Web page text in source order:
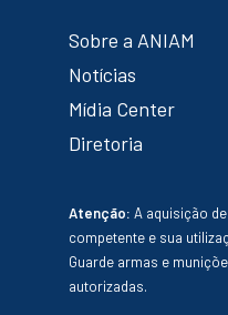
Sobre a ANIAM
Notícias
Mídia Center
Diretoria
Atenção: A aquisição
competente e sua
Guarde armas e
autorizadas.